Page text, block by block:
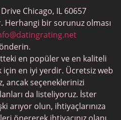
Chicago, IL 60657
Herhangi bir sorunuz olması
en popüler ve en kaliteli
en iyi yerdir. Ücretsiz web
ancak seçeneklerinizi
da listeliyoruz. İster
arıyor olun, ihtiyaçlarınıza